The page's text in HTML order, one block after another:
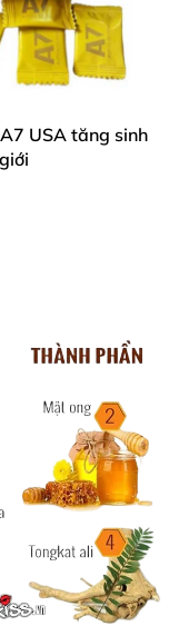
tự nhiên
khi được va
USA tăng sinh